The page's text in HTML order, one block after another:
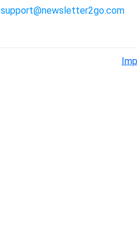
support@newsletter2go.com